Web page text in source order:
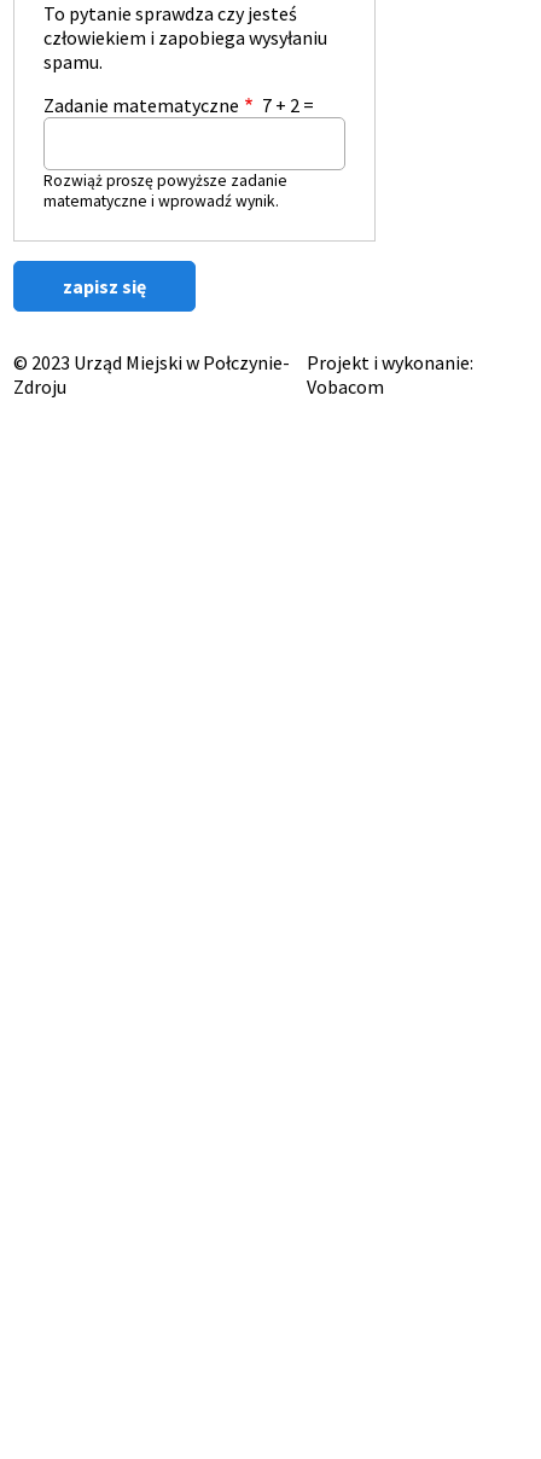
To pytanie sprawdza czy jesteś
człowiekiem i zapobiega wysyłaniu
spamu.
Zadanie matematyczne
7 + 2 =
Rozwiąż proszę powyższe zadanie
matematyczne i wprowadź wynik.
© 2023 Urząd Miejski w Połczynie-
Zdroju
Projekt i wykonanie:
Vobacom